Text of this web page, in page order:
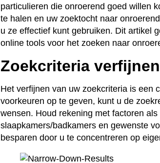
particulieren die onroerend goed willen
te halen en uw zoektocht naar
u ze effectief kunt gebruiken. Dit artikel
online tools voor het zoeken naar
Zoekcriteria
Het verfijnen van uw zoekcriteria is een
voorkeuren op te geven, kunt u de
wensen. Houd rekening met factoren
slaapkamers/badkamers en gewenste
besparen door u te concentreren op